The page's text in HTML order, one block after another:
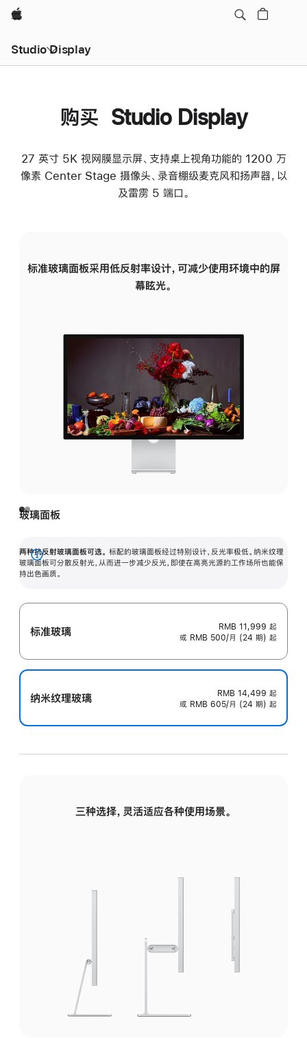
Apple
Studio Display
购买 Studio Display
27 英寸 5K 视网膜显示屏、支持桌上视角功能的 1200 万
像素 Center Stage 摄像头、录音棚级麦克风和扬声器，以
及雷雳 5 端口。
标准玻璃面板采用低反射率设计，可减少使用环境中的屏
幕眩光。
玻璃面板
两种抗反射玻璃面板可选。 标配的玻璃面板经过特别设计，反光率极低。纳米纹理
玻璃面板可分散反射光，从而进一步减少反光，即使在高亮光源的工作场所也能保
持出色画质。
展
开
标准玻璃 RMB 11,999 起
或 RMB 500/月 (24 期) 起
纳米纹理玻璃 RMB 14,499 起
或 RMB 605/月 (24 期) 起
三种选择，灵活适应各种使用场景。